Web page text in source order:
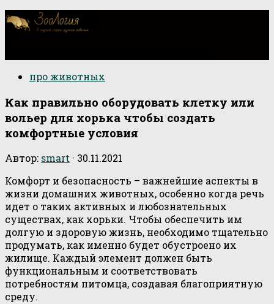
про животных
Как правильно оборудовать клетку или
вольер для хорька чтобы создать
комфортные условия
Автор: smart · 30.11.2021
Комфорт и безопасность – важнейшие аспекты в
жизни домашних животных, особенно когда речь
идет о таких активных и любознательных
существах, как хорьки. Чтобы обеспечить им
долгую и здоровую жизнь, необходимо тщательно
продумать, как именно будет обустроено их
жилище. Каждый элемент должен быть
функциональным и соответствовать
потребностям питомца, создавая благоприятную
среду.